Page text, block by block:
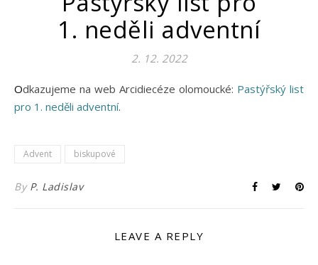
1. neděli adventní
2. 12. 2022
Odkazujeme na web Arcidiecéze olomoucké: Pastýřský list
pro 1. neděli adventní.
Advent biskupové
By P. Ladislav
LEAVE A REPLY